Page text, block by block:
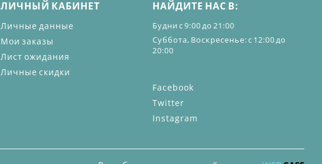
ЛИЧНЫЙ КАБИНЕТ
Личные данные
Мои заказы
Лист ожидания
Личные скидки
НАЙДИТЕ НАС В:
Будни с 9:00 до 21:00
Суббота, Воскресенье: с 12:00 до
20:00
Facebook
Twitter
Instagram